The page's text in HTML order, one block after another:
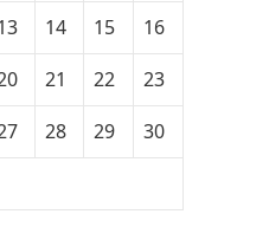
14 15
16
21 22
23
28 29
30